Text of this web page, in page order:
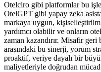
Otelciro gibi platformlar bu
OtelGPT gibi yapay zeka
markaya uygun,
yardımcı olabilir ve onların
zaman kazandırır. Misafir
arasındaki bu sinerji, yorum
proaktif, veriye dayalı bir
maliyetleriyle doğrudan